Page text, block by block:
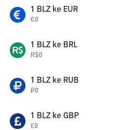
1 BLZ ke EUR
€0
1 BLZ ke BRL
R$0
1 BLZ ke RUB
₽0
1 BLZ ke GBP
£0